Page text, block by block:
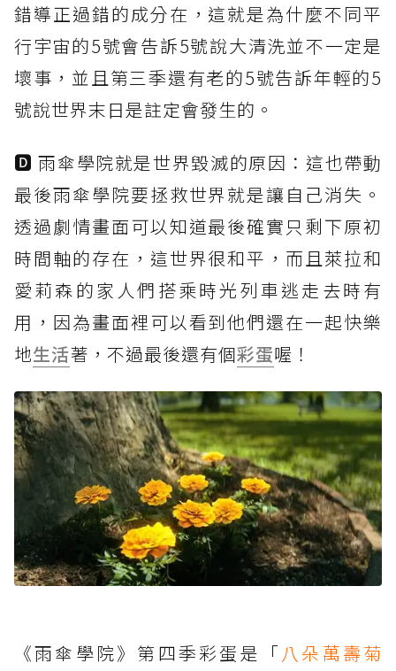
錯導正過錯的成分在，這就是為什麼不同平
行宇宙的5號會告訴5號說大清洗並不一定是
壞事，並且第三季還有老的5號告訴年輕的5
號說世界末日是註定會發生的。
🅳 雨傘學院就是世界毀滅的原因：這也帶動
最後雨傘學院要拯救世界就是讓自己消失。
透過劇情畫面可以知道最後確實只剩下原初
時間軸的存在，這世界很和平，而且萊拉和
愛莉森的家人們搭乘時光列車逃走去時有
用，因為畫面裡可以看到他們還在一起快樂
地生活著，不過最後還有個彩蛋喔！
《雨傘學院》第四季彩蛋是「 八朵萬壽菊